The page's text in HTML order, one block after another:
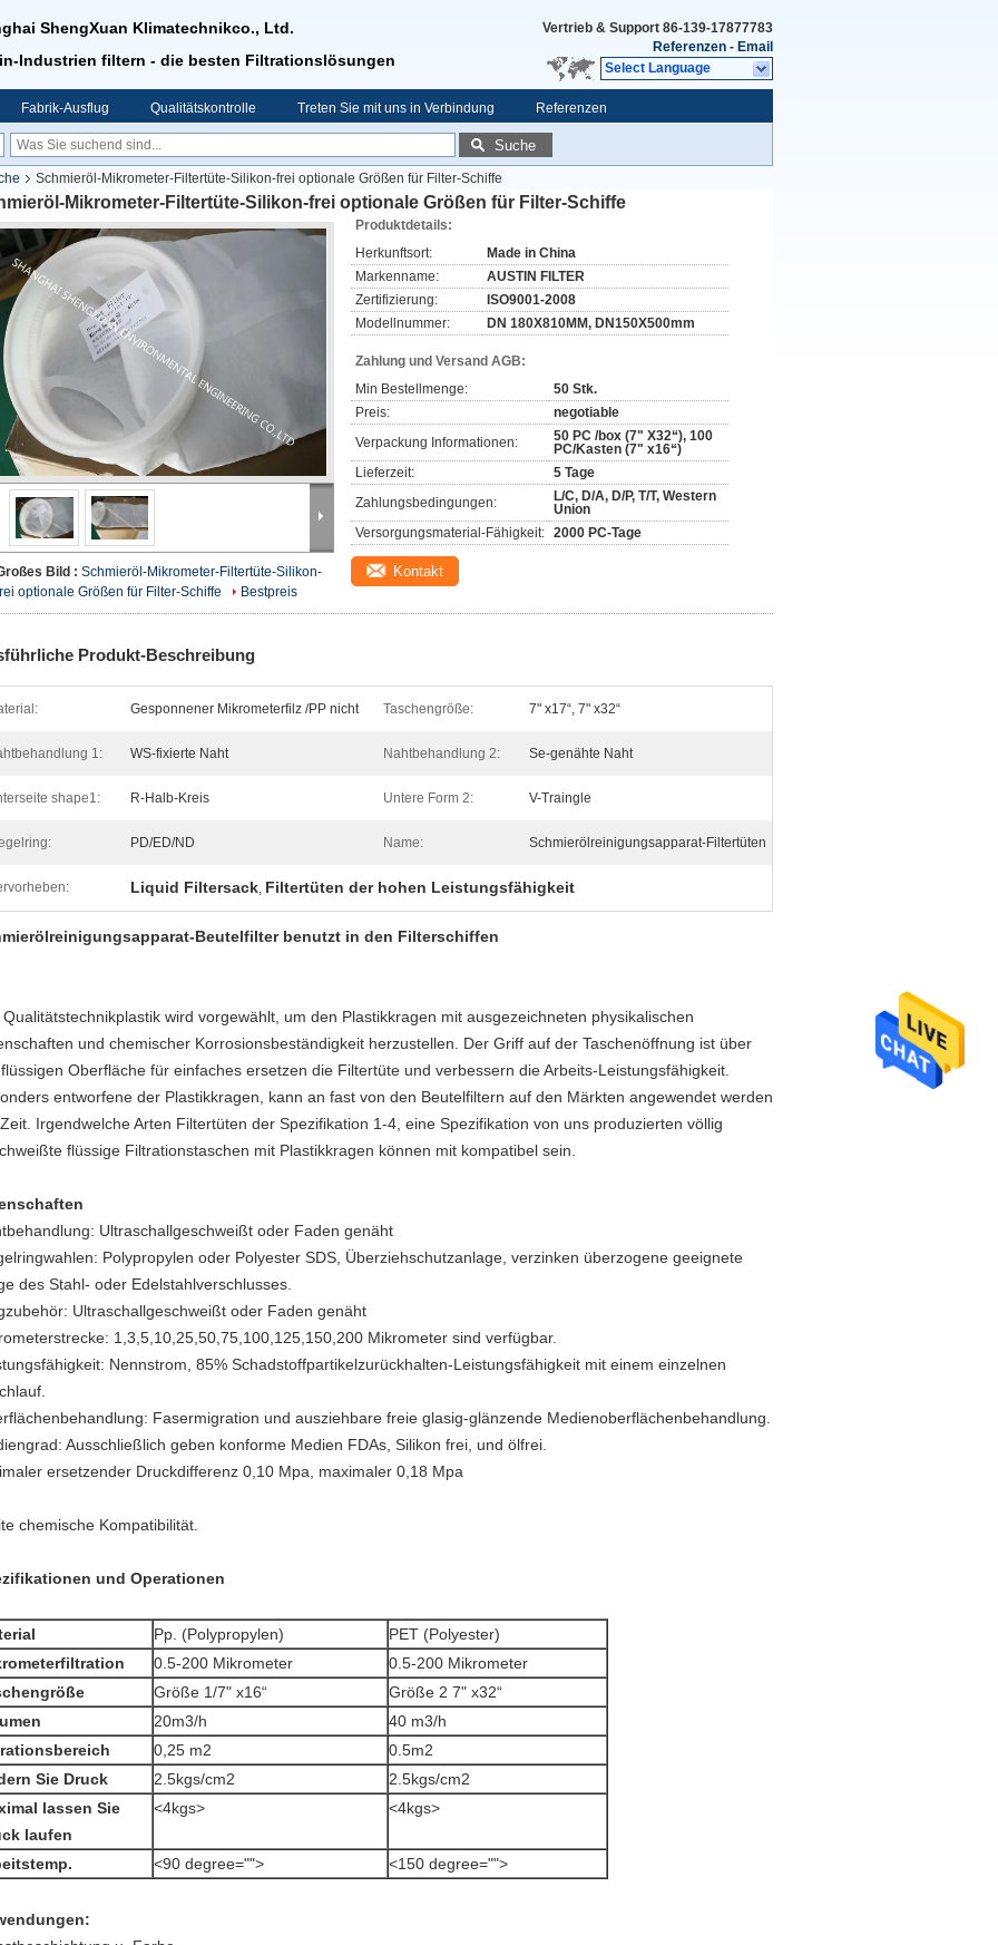
ShengXuan Klimatechnikco., Ltd.
Industrien filtern - die besten Filtrationslösungen
Vertrieb & Support 86-139-17877783
Referenzen - Email
Select Language
Fabrik-Ausflug Qualitätskontrolle Treten Sie mit uns in Verbindung Referenzen
Suche
Schmieröl-Mikrometer-Filtertüte-Silikon-frei optionale Größen für Filter-Schiffe
Mikrometer-Filtertüte-Silikon-frei optionale Größen für Filter-Schiffe
Bild : Schmieröl-Mikrometer-Filtertüte-Silikon-
optionale Größen für Filter-Schiffe
Bestpreis
Produktdetails:
Herkunftsort:
Made in China
Markenname:
AUSTIN FILTER
Zertifizierung:
ISO9001-2008
Modellnummer:
DN 180X810MM, DN150X500mm
Zahlung und Versand AGB:
Min Bestellmenge:
50 Stk.
Preis:
negotiable
Verpackung Informationen:
50 PC /box (7" X32“), 100
PC/Kasten (7" x16“)
Lieferzeit:
5 Tage
Zahlungsbedingungen:
L/C, D/A, D/P, T/T, Western
Union
Versorgungsmaterial-Fähigkeit: 2000 PC-Tage
Kontakt
Produkt-Beschreibung
Gesponnener Mikrometerfilz /PP nicht Taschengröße: 7" x17“, 7" x32“
1: WS-fixierte Naht Nahtbehandlung 2: Se-genähte Naht
shape1: R-Halb-Kreis Untere Form 2: V-Traingle
PD/ED/ND Name: Schmierölreinigungsapparat-Filtertüten
Liquid Filtersack, Filtertüten der hohen Leistungsfähigkeit
Beutelfilter benutzt in den Filterschiffen
Qualitätstechnikplastik wird vorgewählt, um den Plastikkragen mit ausgezeichneten physikalischen
und chemischer Korrosionsbeständigkeit herzustellen. Der Griff auf der Taschenöffnung ist über
Oberfläche für einfaches ersetzen die Filtertüte und verbessern die Arbeits-Leistungsfähigkeit.
entworfene der Plastikkragen, kann an fast von den Beutelfiltern auf den Märkten angewendet werden
Irgendwelche Arten Filtertüten der Spezifikation 1-4, eine Spezifikation von uns produzierten völlig
flüssige Filtrationstaschen mit Plastikkragen können mit kompatibel sein.
Ultraschallgeschweißt oder Faden genäht
Polypropylen oder Polyester SDS, Überziehschutzanlage, verzinken überzogene geeignete
des Stahl- oder Edelstahlverschlusses.
Ultraschallgeschweißt oder Faden genäht
1,3,5,10,25,50,75,100,125,150,200 Mikrometer sind verfügbar.
Nennstrom, 85% Schadstoffpartikelzurückhalten-Leistungsfähigkeit mit einem einzelnen
Fasermigration und ausziehbare freie glasig-glänzende Medienoberflächenbehandlung.
Ausschließlich geben konforme Medien FDAs, Silikon frei, und ölfrei.
ersetzender Druckdifferenz 0,10 Mpa, maximaler 0,18 Mpa
chemische Kompatibilität.
und Operationen
Pp. (Polypropylen)
PET (Polyester)
0.5-200 Mikrometer
0.5-200 Mikrometer
Größe 1/7" x16“
Größe 2 7" x32“
20m3/h
40 m3/h
0,25 m2
0.5m2
Sie Druck
2.5kgs/cm2
2.5kgs/cm2
lassen Sie
laufen
<4kgs> <4kgs>
<90 degree=""> <150 degree="">